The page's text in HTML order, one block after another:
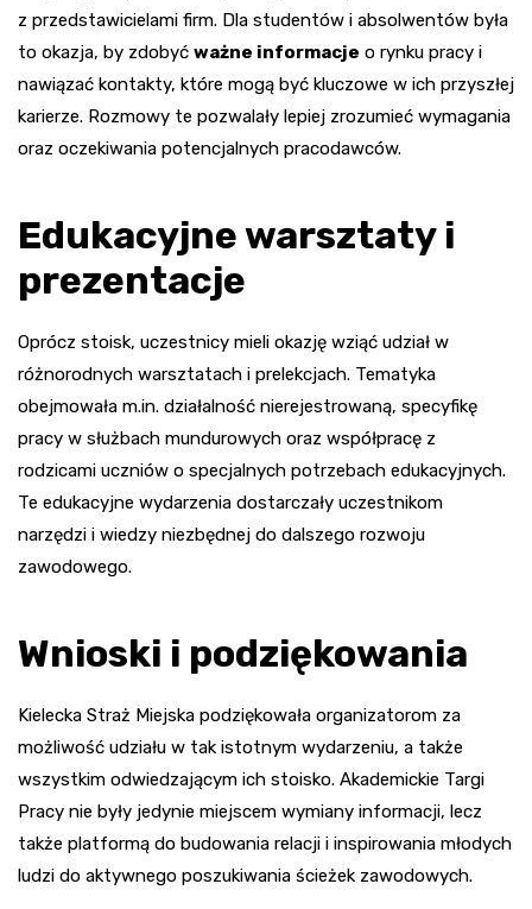
z przedstawicielami firm. Dla studentów i absolwentów była
to okazja, by zdobyć ważne informacje o rynku pracy i
nawiązać kontakty, które mogą być kluczowe w ich przyszłej
karierze. Rozmowy te pozwalały lepiej zrozumieć wymagania
oraz oczekiwania potencjalnych pracodawców.
Edukacyjne warsztaty i
prezentacje
Oprócz stoisk, uczestnicy mieli okazję wziąć udział w
różnorodnych warsztatach i prelekcjach. Tematyka
obejmowała m.in. działalność nierejestrowaną, specyfikę
pracy w służbach mundurowych oraz współpracę z
rodzicami uczniów o specjalnych potrzebach edukacyjnych.
Te edukacyjne wydarzenia dostarczały uczestnikom
narzędzi i wiedzy niezbędnej do dalszego rozwoju
zawodowego.
Wnioski i podziękowania
Kielecka Straż Miejska podziękowała organizatorom za
możliwość udziału w tak istotnym wydarzeniu, a także
wszystkim odwiedzającym ich stoisko. Akademickie Targi
Pracy nie były jedynie miejscem wymiany informacji, lecz
także platformą do budowania relacji i inspirowania młodych
ludzi do aktywnego poszukiwania ścieżek zawodowych.